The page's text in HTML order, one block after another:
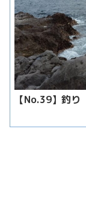
【No.39】釣